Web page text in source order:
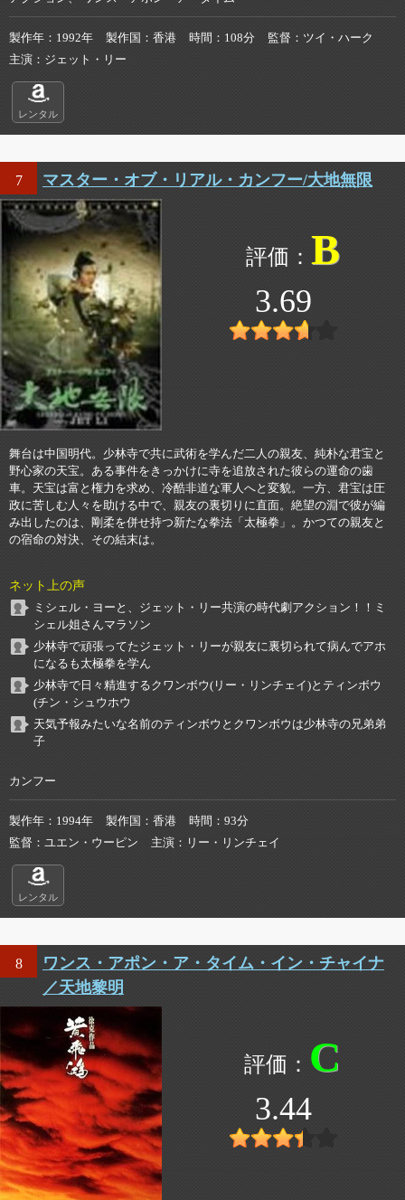
製作年 1992年 製作国 香港 時間 108分 監督
ツイ・ハーク
主演
ジェット・リー
レンタル
7 マスター・オブ・リアル・カンフー/大地無限
B
3.69
舞台は中国明代。少林寺で共に武術を学んだ二人の親友、純朴な君宝と
野心家の天宝。ある事件をきっかけに寺を追放された彼らの運命の歯
車。天宝は富と権力を求め、冷酷非道な軍人へと変貌。一方、君宝は圧
政に苦しむ人々を助ける中で、親友の裏切りに直面。絶望の淵で彼が編
み出したのは、剛柔を併せ持つ新たな拳法「太極拳」。かつての親友と
の宿命の対決、その結末は。
ネット上の声
ミシェル・ヨーと、ジェット・リー共演の時代劇アクション！！ミ
シェル姐さんマラソン
少林寺で頑張ってたジェット・リーが親友に裏切られて病んでアホ
になるも太極拳を学ん
少林寺で日々精進するクワンボウ(リー・リンチェイ)とティンボウ
(チン・シュウホウ
天気予報みたいな名前のティンボウとクワンボウは少林寺の兄弟弟
子
カンフー
製作年 1994年 製作国 香港 時間
93分
監督
ユエン・ウーピン 主演 リー・リンチェイ
レンタル
8
ワンス・アポン・ア・タイム・イン・チャイナ
／天地黎明
C
3.44